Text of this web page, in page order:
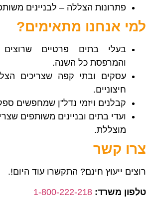
פתרונות הצללה – לבניינים
למי אנחנו מתאימים?
בעלי בתים פרטיים
והמרפסת כל השנה.
עסקים ובתי קפה שצריכים
חיצוניים.
קבלנים ויזמי נדל"ן שמחפשים
ועדי בתים ובניינים משותפים
מוצללת.
צרו קשר
רוצים ייעוץ חינם? התקשרו עוד היום!.
טלפון משרד: 1-800-222-218